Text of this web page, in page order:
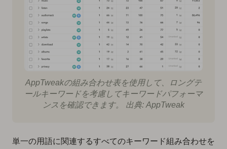
AppTweakの組み合わせ表を使用して、ロングテ
ールキーワードを考慮してキーワードパフォーマ
ンスを確認できます。 出典: AppTweak
単一の用語に関連するすべてのキーワード組み合わせを